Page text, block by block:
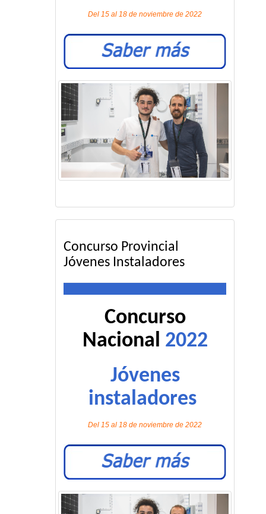
Del 15 al 18 de noviembre de 2022
Concurso Provincial
Jóvenes Instaladores
Concurso
Nacional 2022
Jóvenes
instaladores
Del 15 al 18 de noviembre de 2022